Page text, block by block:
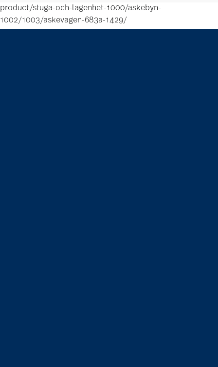
product/stuga-och-lagenhet-1000/askebyn-
1002/1003/askevagen-683a-1429/